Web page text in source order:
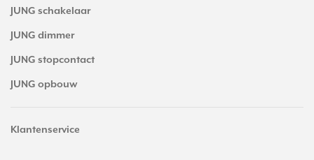
JUNG schakelaar
JUNG dimmer
JUNG stopcontact
JUNG opbouw
Klantenservice